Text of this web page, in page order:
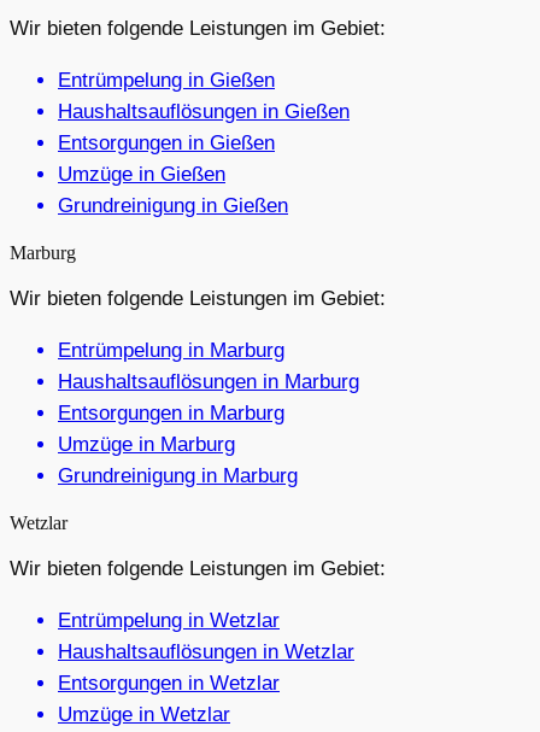
Wir bieten folgende Leistungen im Gebiet:
Entrümpelung in Gießen
Haushaltsauflösungen in Gießen
Entsorgungen in Gießen
Umzüge in Gießen
Grundreinigung in Gießen
Marburg
Wir bieten folgende Leistungen im Gebiet:
Entrümpelung in Marburg
Haushaltsauflösungen in Marburg
Entsorgungen in Marburg
Umzüge in Marburg
Grundreinigung in Marburg
Wetzlar
Wir bieten folgende Leistungen im Gebiet:
Entrümpelung in Wetzlar
Haushaltsauflösungen in Wetzlar
Entsorgungen in Wetzlar
Umzüge in Wetzlar